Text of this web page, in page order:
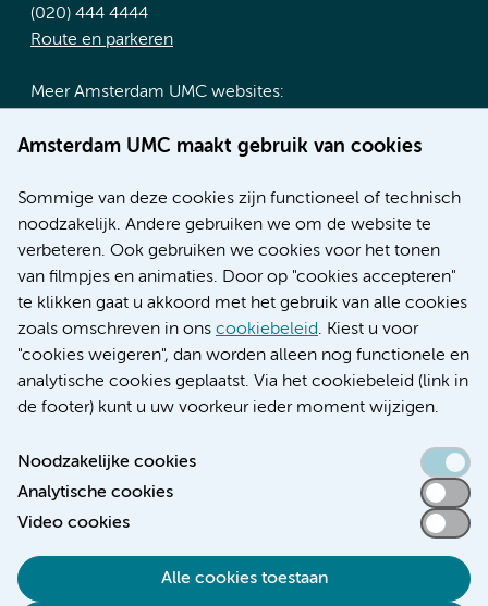
Amsterdam UMC maakt gebruik van cookies
Sommige van deze cookies zijn functioneel of technisch
noodzakelijk. Andere gebruiken we om de website te
verbeteren. Ook gebruiken we cookies voor het tonen
van filmpjes en animaties. Door op "cookies accepteren"
te klikken gaat u akkoord met het gebruik van alle cookies
zoals omschreven in ons cookiebeleid. Kiest u voor
"cookies weigeren", dan worden alleen nog functionele en
analytische cookies geplaatst. Via het cookiebeleid (link in
de footer) kunt u uw voorkeur ieder moment wijzigen.
Noodzakelijke cookies
Analytische cookies
Video cookies
Alle cookies toestaan
(020) 444 4444
Route en parkeren
Meer Amsterdam UMC websites:
Werken bij Amsterdam UMC
Nieuws
Research
Educatie locatie AMC
Educatie locatie VUmc
Verwijzen & diagnostiek
Toegankelijkheidsverklaring
Responsible disclosure
Algemene privacyverklaring